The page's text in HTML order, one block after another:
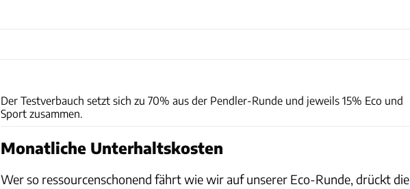
Der Testverbauch setzt sich zu 70% aus der Pendler-Runde und jeweils 15% Eco und
Sport zusammen.
Monatliche Unterhaltskosten
Wer so ressourcenschonend fährt wie wir auf unserer Eco-Runde, drückt die